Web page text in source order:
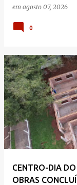
em agosto 07, 2026
0
CENTRO-DIA
OBRAS